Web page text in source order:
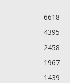
6618
4395
2458
1967
1439